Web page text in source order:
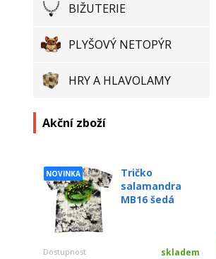
BIŽUTERIE
PLYŠOVÝ NETOPÝR
HRY A HLAVOLAMY
Akční zboží
NOVINKA
Tričko
salamandra
MB16 šedá
Dostupnost skladem